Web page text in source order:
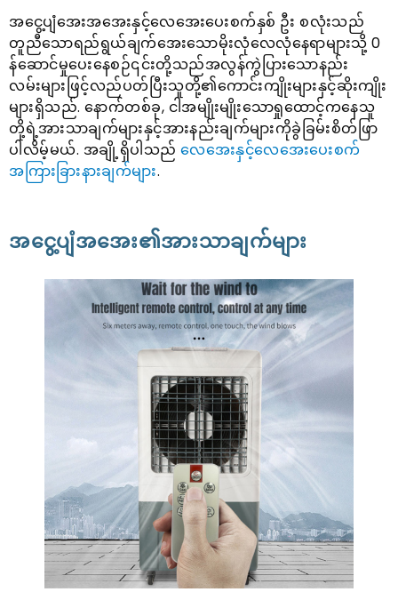
အငွေ့ပျံအေးအအေးနှင့်လေအေးပေးစက်နှစ် ဦး စလုံးသည်
တူညီသောရည်ရွယ်ချက်အေးသောမိုးလုံလေလုံနေရာများသို့ 0
န်ဆောင်မှုပေးနေစဉ်၎င်းတို့သည်အလွန်ကွဲပြားသောနည်း
လမ်းများဖြင့်လည်ပတ်ပြီးသူတို့၏ကောင်းကျိုးများနှင့်ဆိုးကျိုး
များရှိသည်. နောက်တစ်ခု, ငါအမျိုးမျိုးသောရှုထောင့်ကနေသူ
တို့ရဲ့အားသာချက်များနှင့်အားနည်းချက်များကိုခွဲခြမ်းစိတ်ဖြာ
ပါလိမ့်မယ်. အချို့ရှိပါသည် လေအေးနှင့်လေအေးပေးစက်
အကြားခြားနားချက်များ.
အငွေ့ပျံအအေး၏အားသာချက်များ